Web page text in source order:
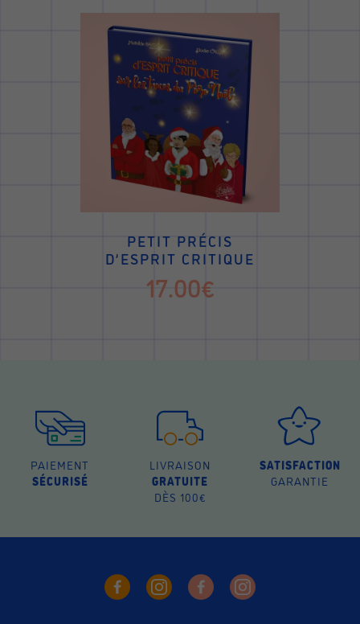
PETIT PRÉCIS
D’ESPRIT CRITIQUE
17.00€
PAIEMENT
SÉCURISÉ
LIVRAISON
GRATUITE
DÈS 100€
SATISFACTION
GARANTIE